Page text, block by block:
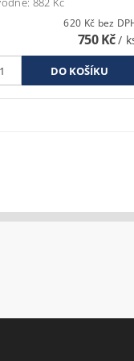
620 Kč bez
750 Kč/